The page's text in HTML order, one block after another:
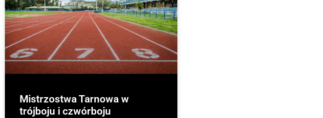
Mistrzostwa Tarnowa w
trójboju i czwórboju